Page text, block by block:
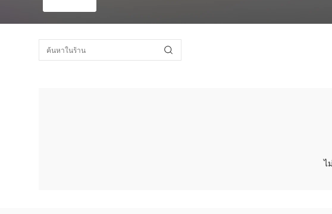
ไ